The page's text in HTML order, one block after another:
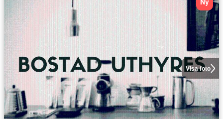
Visa foto